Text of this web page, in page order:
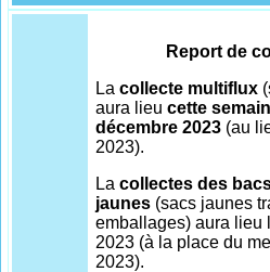
Report de
La collecte multiflux
aura lieu cette
décembre 2023 (au
2023).
La collectes des
jaunes (sacs jaunes
emballages) aura lieu
2023 (à la place du
2023).